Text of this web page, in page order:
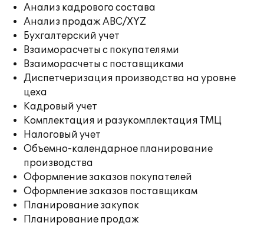
Анализ кадрового состава
Анализ продаж ABC/XYZ
Бухгалтерский учет
Взаиморасчеты с покупателями
Взаиморасчеты с поставщиками
Диспетчеризация производства на уровне
цеха
Кадровый учет
Комплектация и разукомплектация ТМЦ
Налоговый учет
Объемно-календарное планирование
производства
Оформление заказов покупателей
Оформление заказов поставщикам
Планирование закупок
Планирование продаж